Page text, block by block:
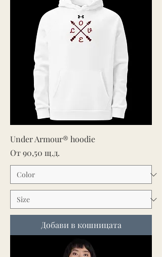
Under Armour® hoodie
От90,50 щ.д.
Продажна цена
Добави в кошницата